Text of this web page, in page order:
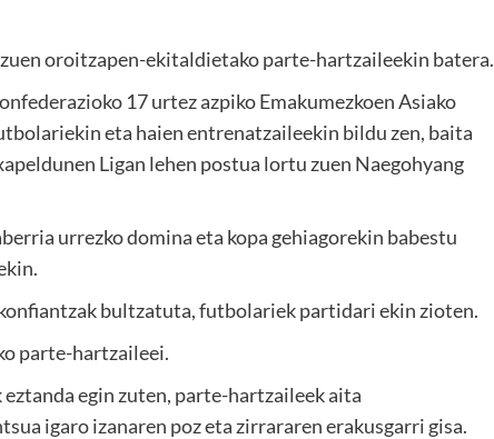
oroitzapen-ekitaldietako parte-hartzaileekin batera.
17 urtez azpiko Emakumezkoen Asiako
eta haien entrenatzaileekin bildu zen, baita
Ligan lehen postua lortu zuen Naegohyang
urrezko domina eta kopa gehiagorekin babestu
bultzatuta, futbolariek partidari ekin zioten.
parte-hartzaileei.
egin zuten, parte-hartzaileek aita
igaro izanaren poz eta zirrararen erakusgarri gisa.